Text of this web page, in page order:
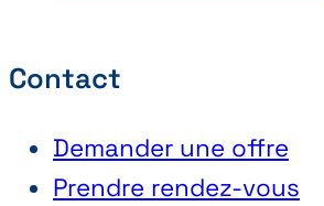
Contact
Demander une offre
Prendre rendez-vous